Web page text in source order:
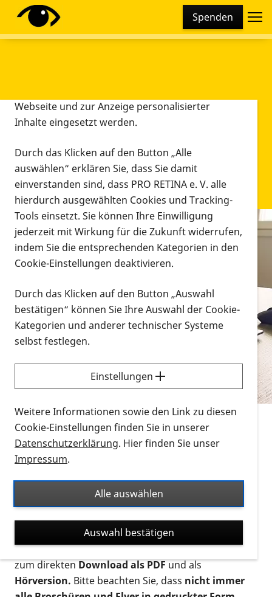
Spenden
Infomaterial
Infomaterial
Vorlesen
Alle Infomaterialien in verschiedenen
Formaten an einem Ort
Sie möchten wissen, wie Sie nach Infonmaterial
suchen und dieses bestellen bzw. herunterladen
können? Schauen Sie sich dieErklärvideos zum
Thema Infomaterial auf der PRO RETINA-Website
für blinde und sehbehinderte Menschen an.
Auf dieser Seite finden Sie sämtliches Infomaterial
Ort. Nutzen Sie den Formatfilter, um ausschließlich
nach Flyern und Broschüren, Audios oder Videos zu
suchen. Die meisten Flyer und Broschüren werden in
verschiedenen Formaten angeboten: zur
postalischen Bestellung als gedruckte Variante
zum direktenDownload als PDFund als
Hörversion. Bitte beachten Sie, dass nicht immer
Diese Webseite setzt verschiedene Cookies und
Tracking-Tools ein. Dies beinhaltet Cookies und
Webseite und zur Anzeige personalisierter
Inhalte eingesetzt werden.
Durch das Klicken auf den Button „Alle
auswählen“ erklären Sie, dass Sie damit
einverstanden sind, dass PRO RETINA e. V. alle
hierdurch ausgewählten Cookies und Tracking-
Tools einsetzt. Sie können Ihre Einwilligung
jederzeit mit Wirkung für die Zukunft widerrufen,
indem Sie die entsprechenden Kategorien in den
Cookie-Einstellungen deaktivieren.
Durch das Klicken auf den Button „Auswahl
bestätigen“ können Sie Ihre Auswahl der Cookie-
Kategorien und anderer technischer Systeme
selbst festlegen.
Einstellungen
Weitere Informationen sowie den Link zu diesen
Cookie-Einstellungen finden Sie in unserer
Datenschutzerklärung. Hier finden Sie unser
Impressum.
Alle auswählen
Auswahl bestätigen